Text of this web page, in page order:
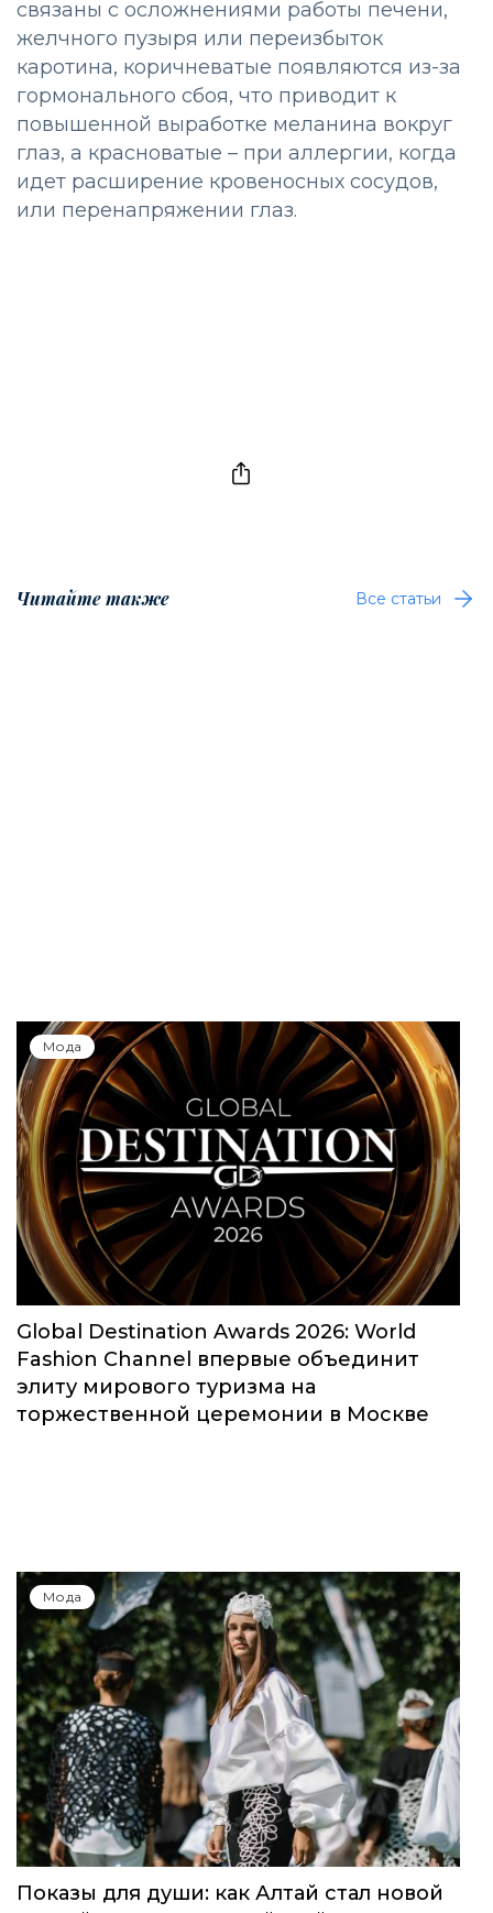
связаны с осложнениями работы печени,
желчного пузыря или переизбыток
каротина, коричневатые появляются из-за
гормонального сбоя, что приводит к
повышенной выработке меланина вокруг
глаз, а красноватые – при аллергии, когда
идет расширение кровеносных сосудов,
или перенапряжении глаз.
Читайте также Все статьи
Мода
Global Destination Awards 2026: World
Fashion Channel впервые объединит
элиту мирового туризма на
торжественной церемонии в Москве
Мода
Показы для души: как Алтай стал новой